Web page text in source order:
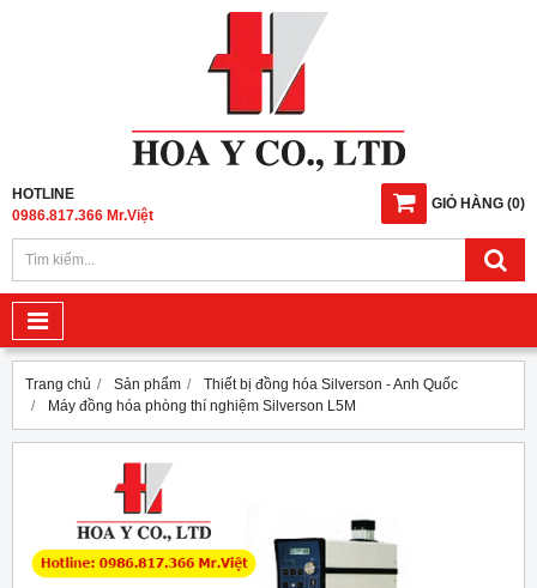
GIỎ HÀNG (0)
HOTLINE
0986.817.366 Mr.Việt
Trang chủ Sản phẩm
Thiết bị đồng hóa Silverson - Anh Quốc
Máy đồng hóa phòng thí nghiệm Silverson L5M